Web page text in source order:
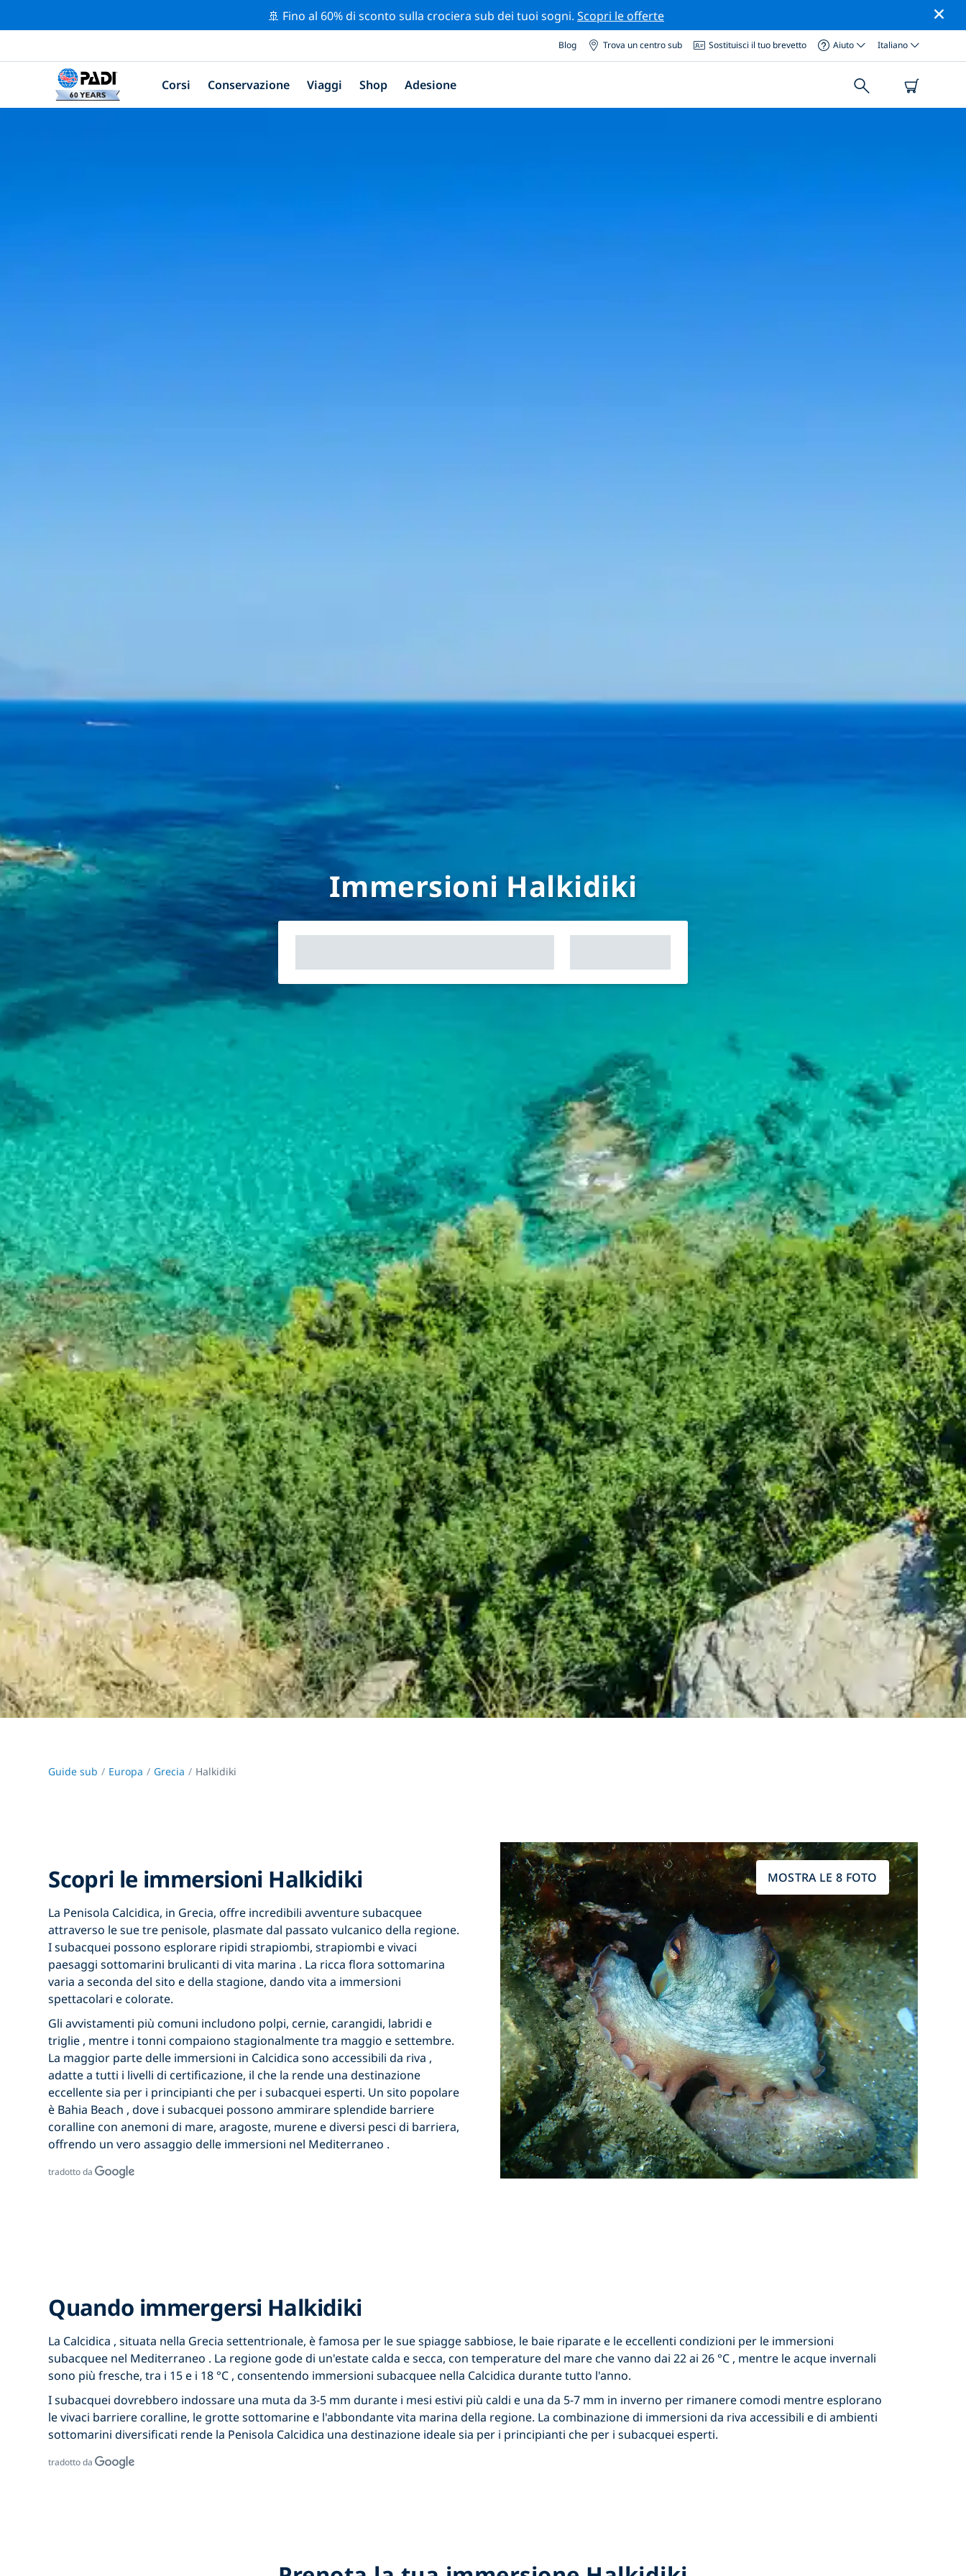
🚢 Fino al 60% di sconto sulla crociera sub dei tuoi sogni. Scopri le offerte
Blog Trova un centro sub Sostituisci il tuo brevetto Aiuto Italiano
Corsi Conservazione Viaggi Shop Adesione
Immersioni Halkidiki
Guide sub Europa Grecia Halkidiki
Scopri le immersioni Halkidiki
La Penisola Calcidica, in Grecia, offre incredibili avventuresubacquee
attraverso le sue tre penisole, plasmate dal passato vulcanico della regione.
I subacquei possono esplorare ripidi strapiombi, strapiombi e vivaci
paesaggi sottomarini brulicanti divita marina . La ricca flora sottomarina
varia a seconda del sito e della stagione, dando vita a immersioni
spettacolari e colorate.
Gli avvistamenti più comuni includono polpi, cernie, carangidi, labridi e
triglie , mentre i tonni compaiono stagionalmente tra maggio e settembre.
La maggior parte delle immersioni in Calcidica sono accessibilida riva ,
adatte a tutti i livelli di certificazione, il che la rende una destinazione
eccellente sia per i principianti che per i subacquei esperti. Un sito popolare
è Bahia Beach , dove i subacquei possono ammirare splendide barriere
coralline conanemoni di mare, aragoste, murenee diversi pesci di barriera,
offrendo un vero assaggio delle immersioni nel Mediterraneo .
tradotto da
MOSTRA LE 8 FOTO
Quando immergersi Halkidiki
La Calcidica , situata nella Grecia settentrionale, è famosa per le sue spiagge sabbiose, le baie riparate e le eccellenti condizioni per le immersioni
subacquee nel Mediterraneo . La regione gode di un'estate calda e secca, con temperature del mare che vanno dai22 ai 26 °C , mentre le acque invernali
sono più fresche, tra i 15 e i 18 °C , consentendo immersioni subacquee nella Calcidica durante tutto l'anno.
I subacquei dovrebbero indossare una muta da 3-5 mm durante i mesi estivi più caldi e unada 5-7 mm in inverno per rimanere comodi mentre esplorano
le vivaci barriere coralline, le grotte sottomarine e l'abbondantevita marina della regione. La combinazione di immersioni da riva accessibili e di ambienti
sottomarini diversificati rende la Penisola Calcidica una destinazione ideale sia per i principianti che per i subacquei esperti.
tradotto da